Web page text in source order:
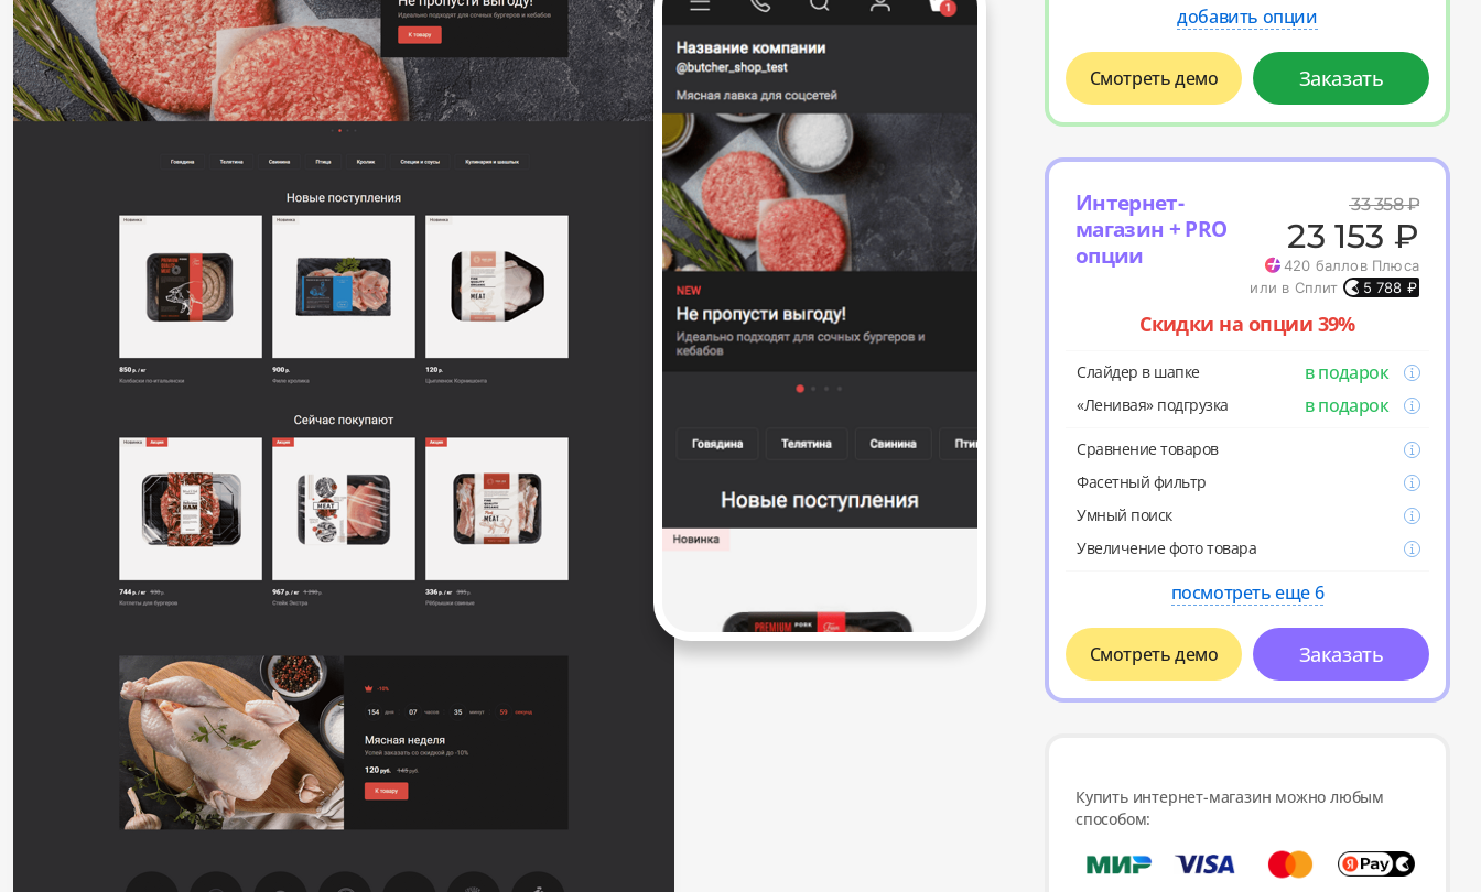
добавить опции
Смотреть демо Заказать
Интернет-
магазин + PRO
опции
33 358₽
23 153 ₽
420 баллов Плюса
или в Сплит
5 788 ₽
Скидки на опции 39%
Слайдер в шапке в подарок
«Ленивая» подгрузка в подарок
Cравнение товаров
Фасетный фильтр
Умный поиск
Увеличение фото товара
посмотреть еще 6
Смотреть демо Заказать
Купить интернет-магазин можно любым
способом: